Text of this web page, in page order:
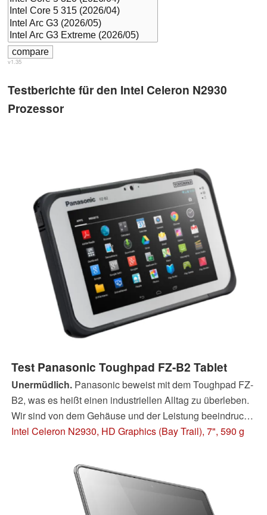
v1.35
Testberichte für den Intel Celeron N2930
Prozessor
Test Panasonic Toughpad FZ-B2 Tablet
Unermüdlich.Panasonic beweist mit dem Toughpad FZ-
B2, was es heißt einen industriellen Alltag zu überleben.
Wir sind von dem Gehäuse und der Leistung beeindruckt.
Doch Schwachstellen finden sich besonders bei dem
Intel Celeron N2930, HD Graphics (Bay Trail), 7", 590 g